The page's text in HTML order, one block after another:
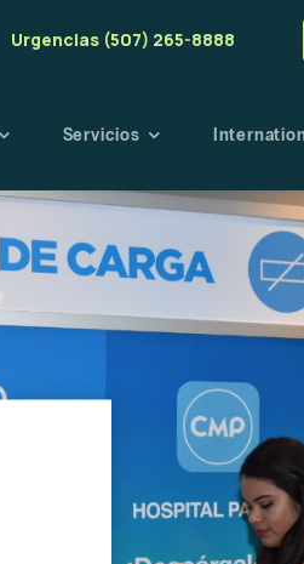
Urgencias (507) 265-8888
Servicios
sangre
resultados